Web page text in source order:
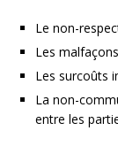
Le non-
Les
Les surcoûts
La non-
entre les